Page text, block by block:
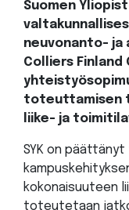
Suomen
neuvonanto- ja
Colliers Finland
toteuttamisen
liike- ja
SYK on
kokonaisuuteen
toteutetaan